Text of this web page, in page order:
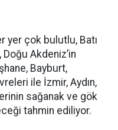
yer çok bulutlu, Batı
Akdeniz’in
Bayburt,
ile İzmir, Aydın,
sağanak ve gök
tahmin ediliyor.